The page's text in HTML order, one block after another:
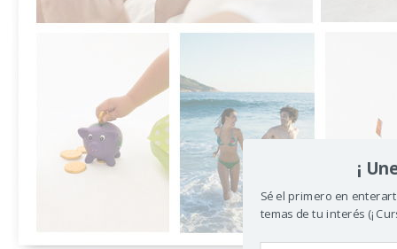
¡
Sé el primero en
temas de tu interés (¡